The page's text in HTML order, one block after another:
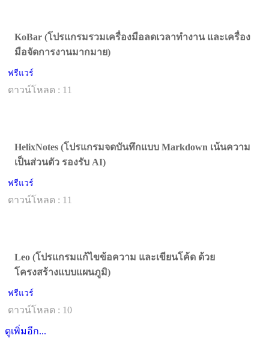
KoBar (โปรแกรมรวมเครื่องมือลดเวลาทำงาน และเครื่อง
มือจัดการงานมากมาย)
ฟรีแวร์
ดาวน์โหลด : 11
HelixNotes (โปรแกรมจดบันทึกแบบ Markdown เน้นความ
เป็นส่วนตัว รองรับ AI)
ฟรีแวร์
ดาวน์โหลด : 11
Leo (โปรแกรมแก้ไขข้อความ และเขียนโค้ด ด้วย
โครงสร้างแบบแผนภูมิ)
ฟรีแวร์
ดาวน์โหลด : 10
ดูเพิ่มอีก...